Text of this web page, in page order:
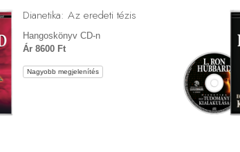
Dianetika: Az eredeti tézis
Hangoskönyv CD-n
Ár 8600 Ft
Nagyobb megjelenítés